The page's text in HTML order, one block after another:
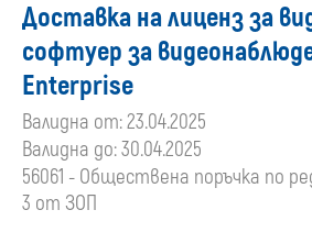
Доставка на лиценз за
софтуер за
Enterprise
Валидна от: 23.04.2025
Валидна до: 30.04.2025
56061 - Обществена поръчка по
3 от ЗОП